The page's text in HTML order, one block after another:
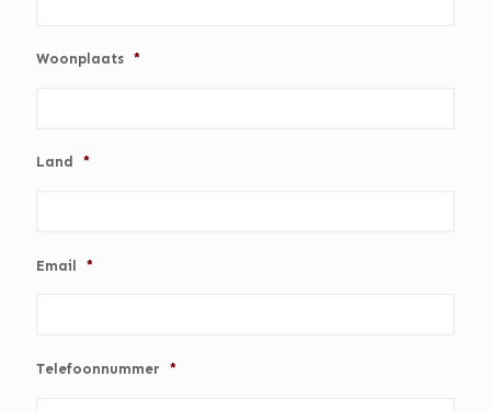
Woonplaats *
Land *
Email *
Telefoonnummer *